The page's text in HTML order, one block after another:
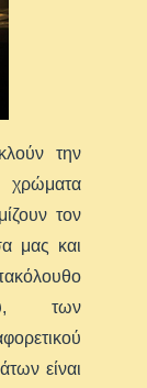
την
χρώματα
τον
μας και
των
είναι